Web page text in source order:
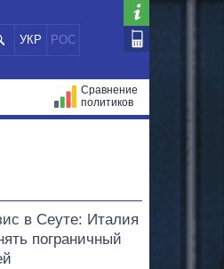
УКР РОС
Сравнение
политиков
в Сеуте: Италия
пограничный